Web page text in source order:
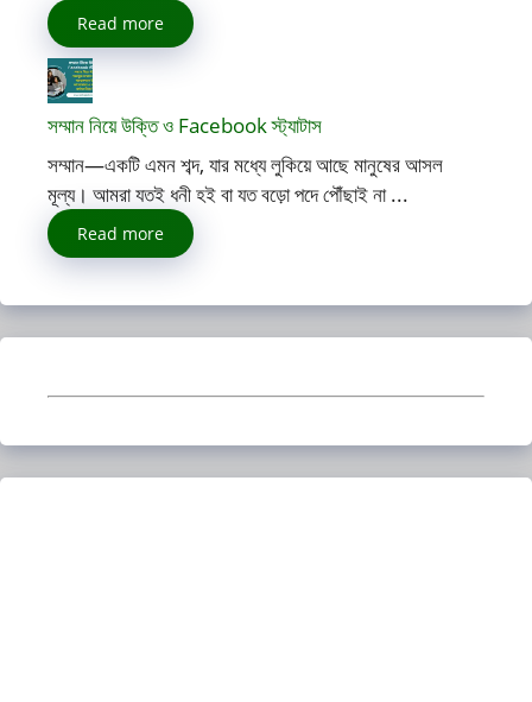
Read more
সম্মান নিয়ে উক্তি ও Facebook স্ট্যাটাস
সম্মান—একটি এমন শব্দ, যার মধ্যে লুকিয়ে আছে মানুষের আসল
মূল্য। আমরা যতই ধনী হই বা যত বড়ো পদে পৌঁছাই না ...
Read more